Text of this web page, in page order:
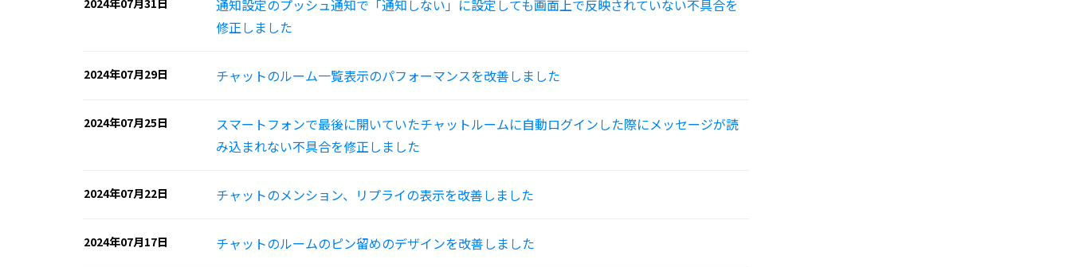
2024年07月31日
通知設定のプッシュ通知で「通知しない」に設定しても画面上で反映されていない不具合を
修正しました
2024年07月29日 チャットのルーム一覧表示のパフォーマンスを改善しました
2024年07月25日
スマートフォンで最後に開いていたチャットルームに自動ログインした際にメッセージが読
み込まれない不具合を修正しました
2024年07月22日 チャットのメンション、リプライの表示を改善しました
2024年07月17日 チャットのルームのピン留めのデザインを改善しました